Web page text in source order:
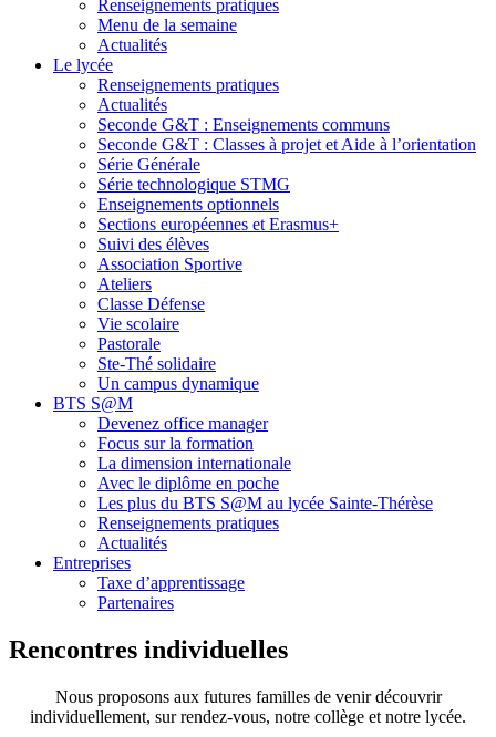
Renseignements pratiques
Menu de la semaine
Actualités
Le lycée
Renseignements pratiques
Actualités
Seconde G&T : Enseignements communs
Seconde G&T : Classes à projet et Aide à l’orientation
Série Générale
Série technologique STMG
Enseignements optionnels
Sections européennes et Erasmus+
Suivi des élèves
Association Sportive
Ateliers
Classe Défense
Vie scolaire
Pastorale
Ste-Thé solidaire
Un campus dynamique
BTS S@M
Devenez office manager
Focus sur la formation
La dimension internationale
Avec le diplôme en poche
Les plus du BTS S@M au lycée Sainte-Thérèse
Renseignements pratiques
Actualités
Entreprises
Taxe d’apprentissage
Partenaires
Rencontres individuelles
Nous proposons aux futures familles de venir découvrir
individuellement, sur rendez-vous, notre collège et notre lycée.